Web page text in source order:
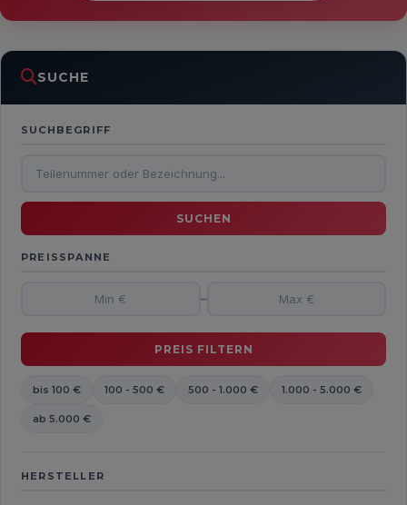
SUCHE
SUCHBEGRIFF
PREISSPANNE
–
bis 100 € 100 - 500 € 500 - 1.000 € 1.000 - 5.000 €
ab 5.000 €
HERSTELLER